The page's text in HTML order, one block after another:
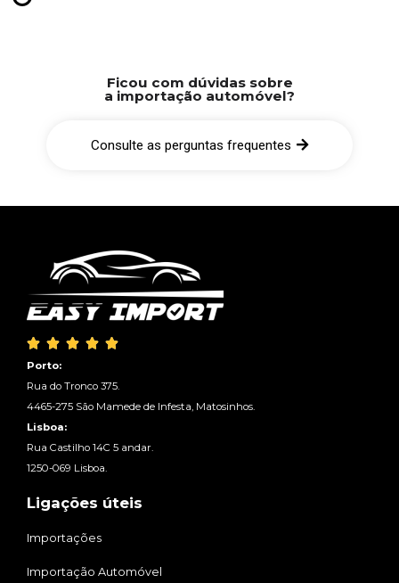
Ficou com dúvidas sobre
a importação automóvel?
Consulte as perguntas frequentes
    
Porto:
Rua do Tronco 375.
4465-275 São Mamede de Infesta, Matosinhos.
Lisboa:
Rua Castilho 14C 5 andar.
1250-069 Lisboa.
Ligações úteis
Importações
Importação Automóvel